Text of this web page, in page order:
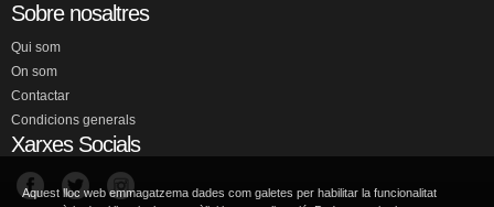
Sobre nosaltres
Qui som
On som
Contactar
Condicions generals
Xarxes Socials
Aquest lloc web emmagatzema dades com galetes per habilitar la funcionalitat